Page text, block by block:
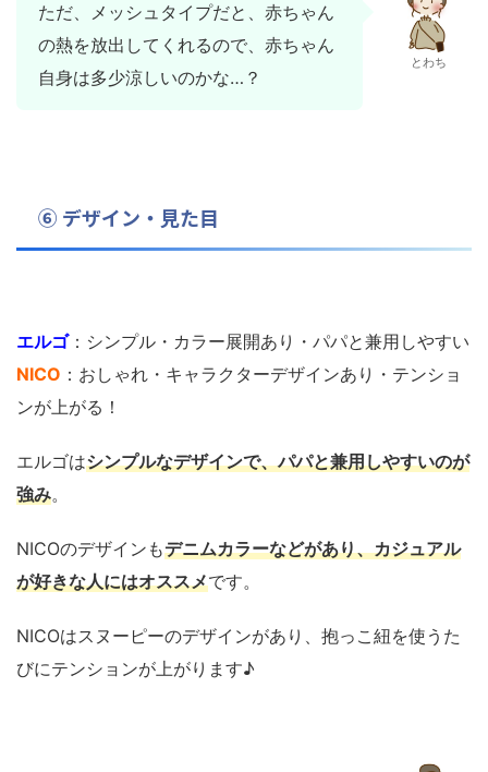
ただ、メッシュタイプだと、赤ちゃん
の熱を放出してくれるので、赤ちゃん
自身は多少涼しいのかな…？
とわち
⑥ デザイン・見た目
エルゴ：シンプル・カラー展開あり・パパと兼用しやすい
NICO ：おしゃれ・キャラクターデザインあり・テンショ
ンが上がる！
エルゴはシンプルなデザインで、パパと兼用しやすいのが
強み。
NICOのデザインもデニムカラーなどがあり、カジュアル
が好きな人にはオススメです。
NICOはスヌーピーのデザインがあり、抱っこ紐を使うた
びにテンションが上がります♪